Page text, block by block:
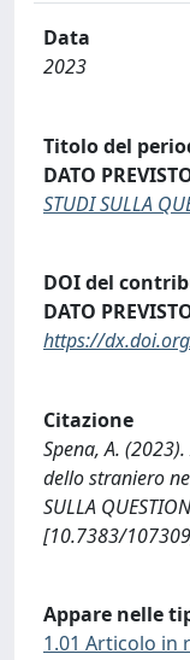
Data
2023
Titolo del
DATO
STUDI SULLA
DOI del
DATO
https://
Citazione
Spena, A.
dello straniero
SULLA
[10.7383/
Appare nelle
1.01 Articolo in